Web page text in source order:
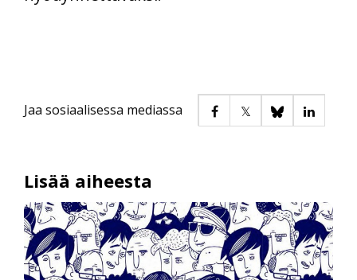
Jaa sosiaalisessa mediassa
Lisää aiheesta